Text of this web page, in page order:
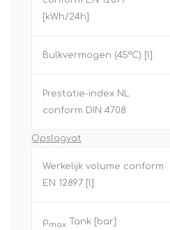
[kWh/24h]:
Bulkvermogen (45°C) [l]:
Prestatie-index NL
conform DIN 4708:
Opslagvat
Werkelijk volume conform
EN 12897 [l]:
pmax Tank [bar]: